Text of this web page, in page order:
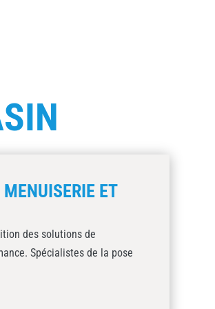
ET
des solutions de
Spécialistes de la pose